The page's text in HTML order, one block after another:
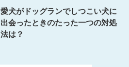
愛犬がドッグランでしつこい犬に
出会ったときのたった一つの対処
法は？